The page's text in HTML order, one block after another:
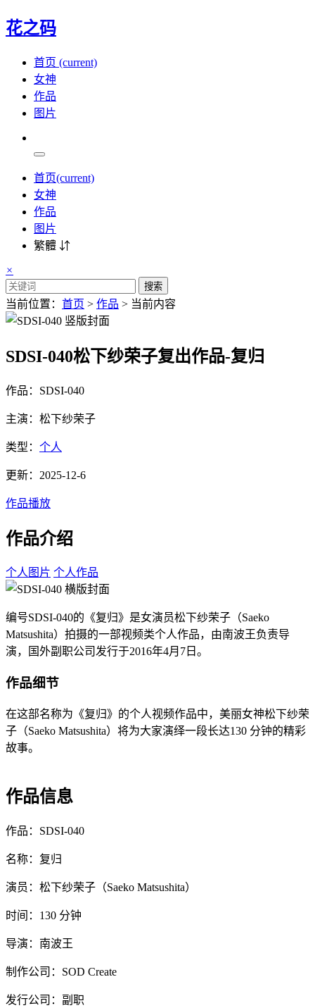
花之码
首页 (current)
女神
作品
图片
首页(current)
女神
作品
图片
繁體 ⇵
×
搜索
当前位置： 首页 > 作品 > 当前内容
SDSI-040松下纱荣子复出作品-复归
作品：SDSI-040
主演：松下纱荣子
类型： 个人
更新：2025-12-6
作品播放
作品介绍
个人图片 个人作品
编号SDSI-040的《复归》是女演员松下纱荣子（Saeko
Matsushita）拍摄的一部视频类个人作品，由南波王负责导
演，国外副职公司发行于2016年4月7日。
作品细节
在这部名称为《复归》的个人视频作品中，美丽女神松下纱荣
子（Saeko Matsushita）将为大家演绎一段长达130 分钟的精彩
故事。
作品信息
作品：SDSI-040
名称：复归
演员：松下纱荣子（Saeko Matsushita）
时间：130 分钟
导演：南波王
制作公司：SOD Create
发行公司：副职